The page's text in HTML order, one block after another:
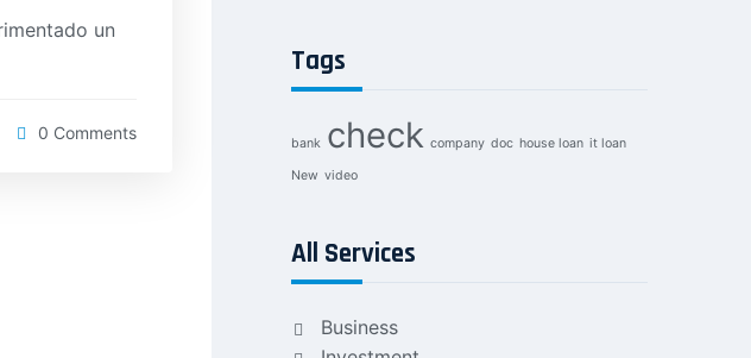
un
0 Comments
Tags
bank check company doc house loan it loan
New video
All Services
Business